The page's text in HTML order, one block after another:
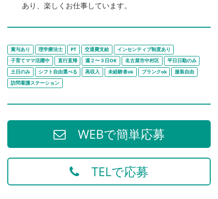
あり、楽しくお仕事しています。
賞与あり 理学療法士 PT 交通費支給
インセンティブ制度あり
子育てママ活躍中
直行直帰 週２〜３日OK 名古屋市中村区
平日日勤のみ
土日のみ
シフト自由選べる 高収入 未経験者ok ブランクok
服装自由
訪問看護ステーション
WEBで簡単応募
TELで応募